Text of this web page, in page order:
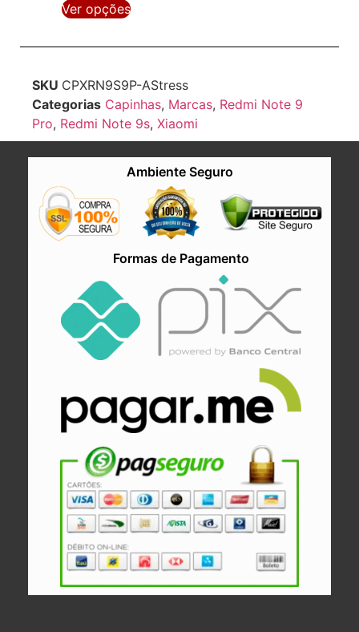
Ver opções
SKU CPXRN9S9P-AStress
Categorias Capinhas, Marcas, Redmi Note 9
Pro, Redmi Note 9s, Xiaomi
Ambiente Seguro
Formas de Pagamento